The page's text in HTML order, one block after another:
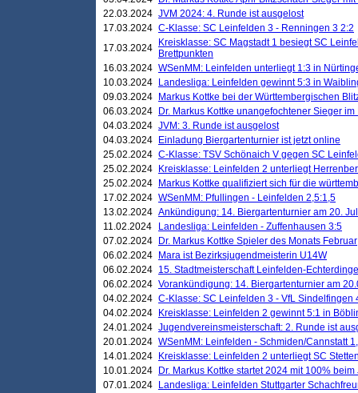
22.03.2024 JVM 2024: 4. Runde ist ausgelost
17.03.2024 C-Klasse: SC Leinfelden 3 - Renningen 3 2:2
17.03.2024
Kreisklasse: SC Magstadt 1 besiegt SC
Brettpunkten
16.03.2024 WSenMM: Leinfelden unterliegt 1:3 in
10.03.2024
Landesliga: Leinfelden gewinnt 5:3 in
09.03.2024
Markus Kottke bei der Württembergischen
06.03.2024
Dr. Markus Kottke unangefochtener Sieger
04.03.2024 JVM: 3. Runde ist ausgelost
04.03.2024
Einladung Biergartenturnier ist jetzt online
25.02.2024 C-Klasse: TSV Schönaich V gegen SC
25.02.2024
Kreisklasse: Leinfelden 2 unterliegt
25.02.2024
Markus Kottke qualifiziert sich für die
17.02.2024 WSenMM: Pfullingen - Leinfelden 2,5:1,5
13.02.2024 Ankündigung: 14. Biergartenturnier am 20.
11.02.2024
Landesliga: Leinfelden - Zuffenhausen 3:5
07.02.2024
Dr. Markus Kottke Spieler des Monats Februar
06.02.2024
Mara ist Bezirksjugendmeisterin U14W
06.02.2024 15. Stadtmeisterschaft Leinfelden-
06.02.2024 Vorankündigung: 14. Biergartenturnier am
04.02.2024 C-Klasse: SC Leinfelden 3 - VfL Sindelfingen
04.02.2024
Kreisklasse: Leinfelden 2 gewinnt 5:1 in
24.01.2024 Jugendvereinsmeisterschaft: 2. Runde ist
20.01.2024 WSenMM: Leinfelden - Schmiden/Cannstatt
14.01.2024
Kreisklasse: Leinfelden 2 unterliegt SC
10.01.2024
Dr. Markus Kottke startet 2024 mit 100%
07.01.2024
Landesliga: Leinfelden Stuttgarter